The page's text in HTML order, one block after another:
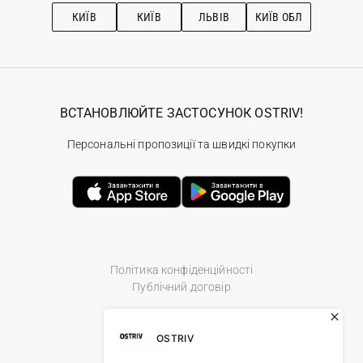
КИЇВ КИЇВ ЛЬВІВ КИЇВ ОБЛ
Політика конфіденційності
Публічний договір
ВСТАНОВЛЮЙТЕ ЗАСТОСУНОК OSTRIV!
Персональні пропозиції та швидкі покупки